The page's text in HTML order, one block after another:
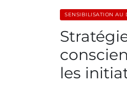
SENSIBILISATION AU
les